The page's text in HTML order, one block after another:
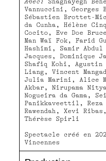
Avec:
Shaghayegh
Vannuccini,
Sébastien Brottet-
da Cunha, Hélène
Cocito, Eve Doe
Man Waï Fok, Farid
Hashimi, Samir
Jacques, Dominique
Shafiq Kohi,
Liang, Vincent
Julia Marini, Alice
Akbar, Nirupama
Nogueira da Gama,
Panikkaveettil, Reza
Rawendah, Xevi
Thérèse Spirli
Spectacle créé en
Vincennes